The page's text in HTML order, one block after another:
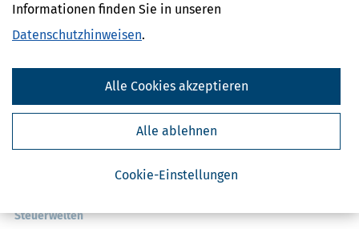
Informationen finden Sie in unseren
Datenschutzhinweisen.
Cookie-Einstellungen
Alle ablehnen
Alle Cookies akzeptieren
Kostenlose Steuertipps & News
Steuertipps
Steuertipps Selbstständige
Geldtipps
Ja, ich möchte die kostenlosen Newsletter
von Steuertipps abonnieren. Die
Datenschutzhinweisehabe ich gelesen.
Abbestellung des Newsletters widerrufen.
Steuerwelten